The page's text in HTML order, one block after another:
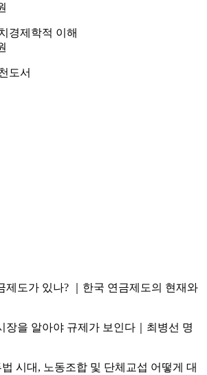
경제학적 이해
도서
있나? ｜한국 연금제도의 현재와
장을 알아야 규제가 보인다｜최병선 명
시대, 노동조합 및 단체교섭 어떻게 대